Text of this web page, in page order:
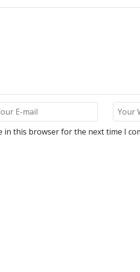
in this browser for the next time I